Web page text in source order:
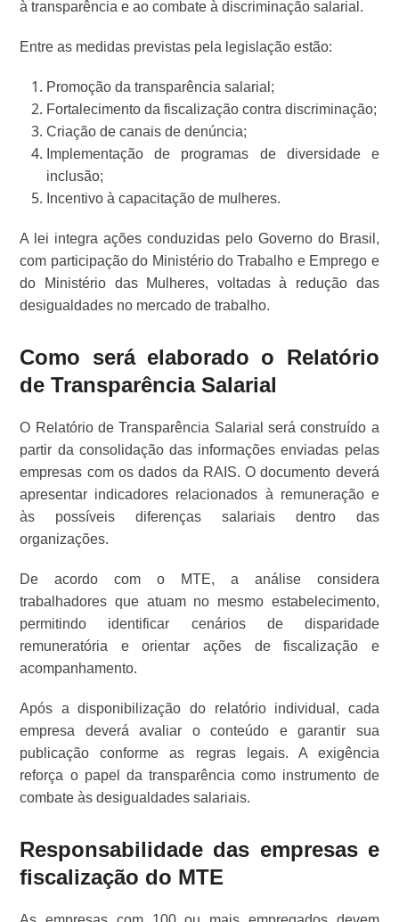
à transparência e ao combate à discriminação salarial.
Entre as medidas previstas pela legislação estão:
Promoção da transparência salarial;
Fortalecimento da fiscalização contra discriminação;
Criação de canais de denúncia;
Implementação de programas de diversidade e
inclusão;
Incentivo à capacitação de mulheres.
A lei integra ações conduzidas pelo Governo do Brasil,
com participação do Ministério do Trabalho e Emprego e
do Ministério das Mulheres, voltadas à redução das
desigualdades no mercado de trabalho.
Como será elaborado o Relatório
de Transparência Salarial
O Relatório de Transparência Salarial será construído a
partir da consolidação das informações enviadas pelas
empresas com os dados da RAIS. O documento deverá
apresentar indicadores relacionados à remuneração e
às possíveis diferenças salariais dentro das
organizações.
De acordo com o MTE, a análise considera
trabalhadores que atuam no mesmo estabelecimento,
permitindo identificar cenários de disparidade
remuneratória e orientar ações de fiscalização e
acompanhamento.
Após a disponibilização do relatório individual, cada
empresa deverá avaliar o conteúdo e garantir sua
publicação conforme as regras legais. A exigência
reforça o papel da transparência como instrumento de
combate às desigualdades salariais.
Responsabilidade das empresas e
fiscalização do MTE